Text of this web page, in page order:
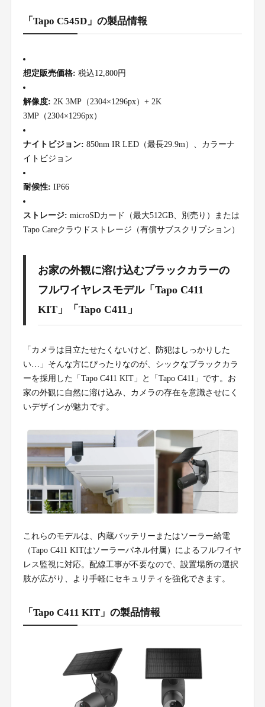
「Tapo C545D」の製品情報
想定販売価格: 税込12,800円
解像度: 2K 3MP（2304×1296px）+ 2K
3MP（2304×1296px）
ナイトビジョン: 850nm IR LED（最長29.9m）、カラーナ
イトビジョン
耐候性: IP66
ストレージ: microSDカード（最大512GB、別売り）または
Tapo Careクラウドストレージ（有償サブスクリプション）
お家の外観に溶け込むブラックカラーの
フルワイヤレスモデル「Tapo C411
KIT」「Tapo C411」
「カメラは目立たせたくないけど、防犯はしっかりした
い…」そんな方にぴったりなのが、シックなブラックカラ
ーを採用した「Tapo C411 KIT」と「Tapo C411」です。お
家の外観に自然に溶け込み、カメラの存在を意識させにく
いデザインが魅力です。
これらのモデルは、内蔵バッテリーまたはソーラー給電
（Tapo C411 KITはソーラーパネル付属）によるフルワイヤ
レス監視に対応。配線工事が不要なので、設置場所の選択
肢が広がり、より手軽にセキュリティを強化できます。
「Tapo C411 KIT」の製品情報